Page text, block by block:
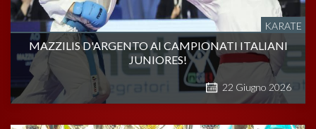
KARATE
MAZZILIS D'ARGENTO AI CAMPIONATI ITALIANI
JUNIORES!
22 Giugno 2026